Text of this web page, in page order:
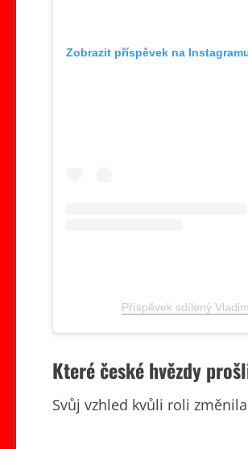
Zobrazit příspěvek na
Příspěvek sdílený
Které české hvězdy
Svůj vzhled kvůli roli